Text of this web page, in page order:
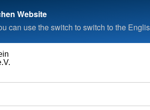
Website
can use the switch to switch to the